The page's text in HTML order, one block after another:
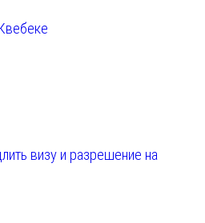
визу и разрешение на